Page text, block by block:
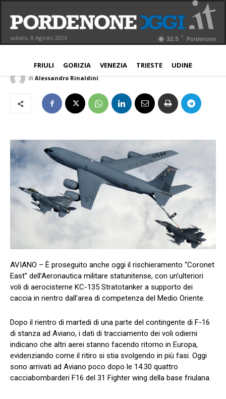
sabato, 8 Agosto 2026 32.5 C Pordenone
FRIULI GORIZIA VENEZIA TRIESTE UDINE
Esclusivo – Guerra Iran, nuovi rientri
di F16 dal Golfo a Aviano
PROVINCIA
di Alessandro Rinaldini
AVIANO – È proseguito anche oggi il rischieramento “Coronet
East” dell’Aeronautica militare statunitense, con un’ulteriori
voli di aerocisterne KC-135 Stratotanker a supporto dei
caccia in rientro dall’area di competenza del Medio Oriente.
Dopo il rientro di martedi di una parte del contingente di F-16
di stanza ad Aviano, i dati di tracciamento dei voli odierni
indicano che altri aerei stanno facendo ritorno in Europa,
evidenziando come il ritiro si stia svolgendo in più fasi. Oggi
sono arrivati ad Aviano poco dopo le 14.30 quattro
cacciabombarderi F16 del 31 Fighter wing della base friulana.